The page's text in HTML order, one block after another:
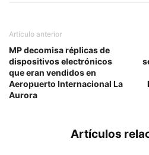
Artículo anterior
MP decomisa réplicas de
dispositivos electrónicos
que eran vendidos en
Aeropuerto Internacional La
Aurora
Artículos